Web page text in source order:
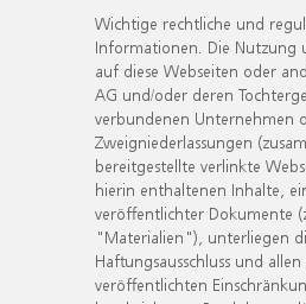
Wichtige rechtliche und
Informationen. Die Nutzung
auf diese Webseiten oder
AG und/oder deren
verbundenen Unternehmen
Zweigniederlassungen
bereitgestellte verlinkte
hierin enthaltenen Inhalte,
veröffentlichter Dokumente
"Materialien"), unterliegen
Haftungsausschluss und
veröffentlichten